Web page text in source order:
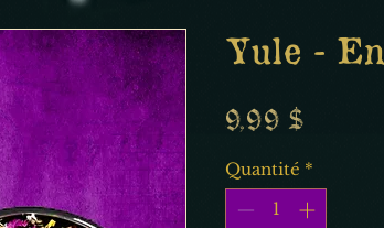
Yule -
9,99 $
Quantité *